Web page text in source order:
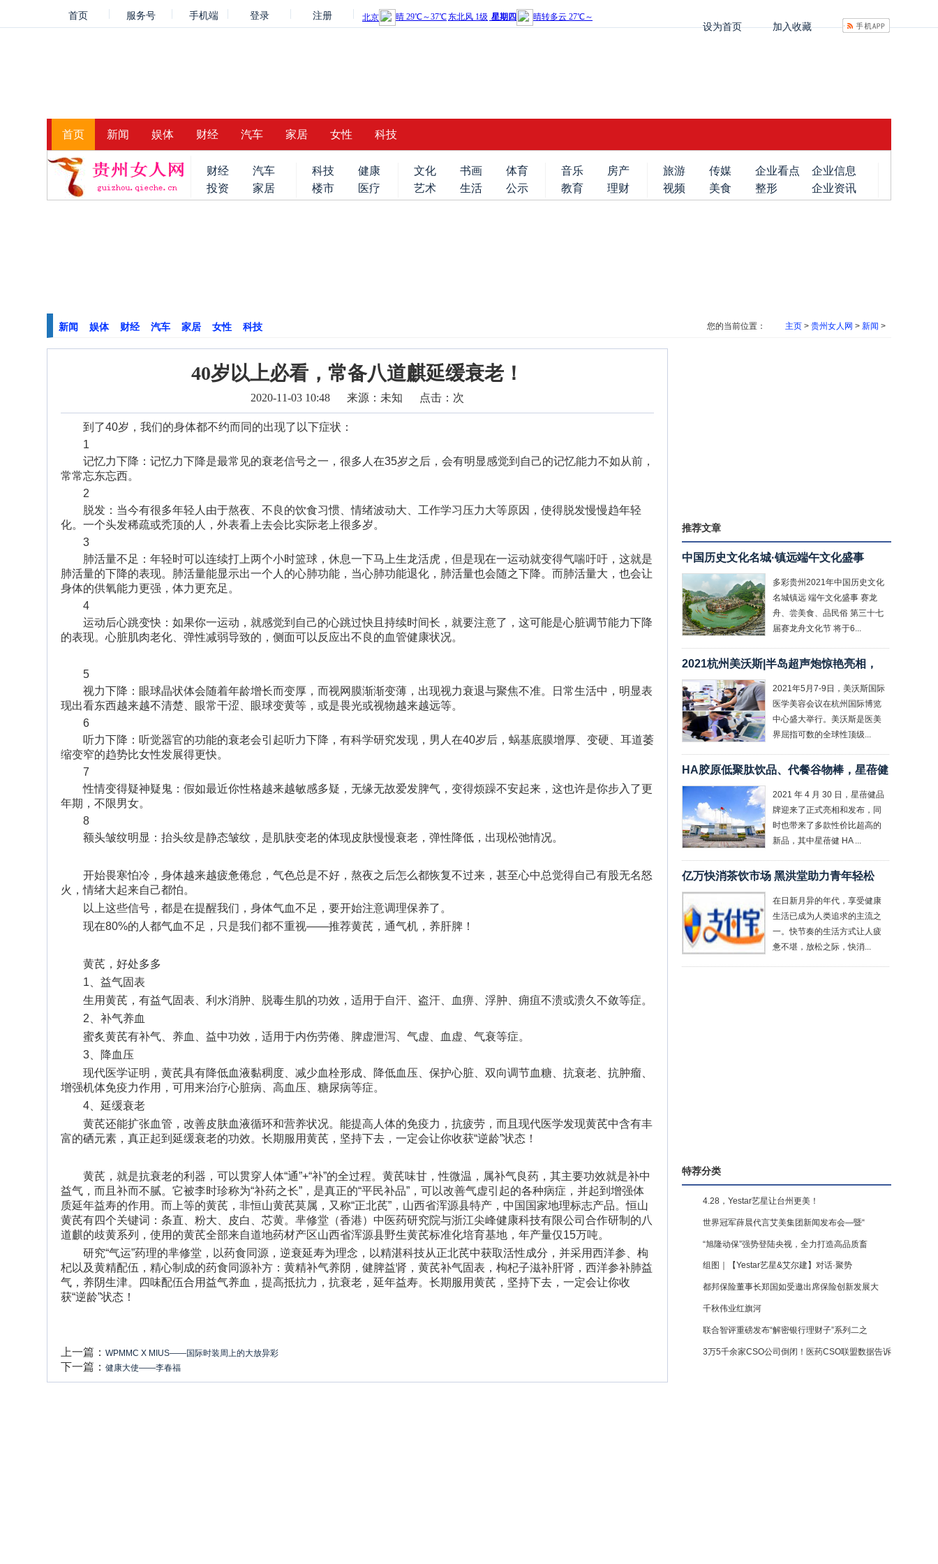
首页 服务号 手机端 登录
注册
加入收藏
设为首页
首页 新闻 娱体 财经 汽车 家居 女性 科技
财经
汽车
投资
家居
科技
健康
楼市
医疗
文化 书画
体育
艺术
生活 公示
音乐
房产
教育
理财
旅游 传媒 企业看点
企业信息
视频
美食 整形 企业资讯
新闻 娱体 财经 汽车 家居 女性 科技 您的当前位置： 主页 > 贵州女人网 > 新闻 >
40岁以上必看，常备八道麒延缓衰老！
2020-11-03 10:48 来源：未知 点击： 次
到了40岁，我们的身体都不约而同的出现了以下症状：
1
记忆力下降：记忆力下降是最常见的衰老信号之一，很多人在35岁之后，会有明显感觉到自己的记忆能力不如从前，
常常忘东忘西。
2
脱发：当今有很多年轻人由于熬夜、不良的饮食习惯、情绪波动大、工作学习压力大等原因，使得脱发慢慢趋年轻
化。一个头发稀疏或秃顶的人，外表看上去会比实际老上很多岁。
3
肺活量不足：年轻时可以连续打上两个小时篮球，休息一下马上生龙活虎，但是现在一运动就变得气喘吁吁，这就是
肺活量的下降的表现。肺活量能显示出一个人的心肺功能，当心肺功能退化，肺活量也会随之下降。而肺活量大，也会让
身体的供氧能力更强，体力更充足。
4
运动后心跳变快：如果你一运动，就感觉到自己的心跳过快且持续时间长，就要注意了，这可能是心脏调节能力下降
的表现。心脏肌肉老化、弹性减弱导致的，侧面可以反应出不良的血管健康状况。
5
视力下降：眼球晶状体会随着年龄增长而变厚，而视网膜渐渐变薄，出现视力衰退与聚焦不准。日常生活中，明显表
现出看东西越来越不清楚、眼常干涩、眼球变黄等，或是畏光或视物越来越远等。
6
听力下降：听觉器官的功能的衰老会引起听力下降，有科学研究发现，男人在40岁后，蜗基底膜增厚、变硬、耳道萎
缩变窄的趋势比女性发展得更快。
7
性情变得疑神疑鬼：假如最近你性格越来越敏感多疑，无缘无故爱发脾气，变得烦躁不安起来，这也许是你步入了更
年期，不限男女。
8
额头皱纹明显：抬头纹是静态皱纹，是肌肤变老的体现皮肤慢慢衰老，弹性降低，出现松弛情况。
开始畏寒怕冷，身体越来越疲惫倦怠，气色总是不好，熬夜之后怎么都恢复不过来，甚至心中总觉得自己有股无名怒
火，情绪大起来自己都怕。
以上这些信号，都是在提醒我们，身体气血不足，要开始注意调理保养了。
现在80%的人都气血不足，只是我们都不重视——推荐黄芪，通气机，养肝脾！
黄芪，好处多多
1、益气固表
生用黄芪，有益气固表、利水消肿、脱毒生肌的功效，适用于自汗、盗汗、血痹、浮肿、痈疽不溃或溃久不敛等症。
2、补气养血
蜜炙黄芪有补气、养血、益中功效，适用于内伤劳倦、脾虚泄泻、气虚、血虚、气衰等症。
3、降血压
现代医学证明，黄芪具有降低血液黏稠度、减少血栓形成、降低血压、保护心脏、双向调节血糖、抗衰老、抗肿瘤、
增强机体免疫力作用，可用来治疗心脏病、高血压、糖尿病等症。
4、延缓衰老
黄芪还能扩张血管，改善皮肤血液循环和营养状况。能提高人体的免疫力，抗疲劳，而且现代医学发现黄芪中含有丰
富的硒元素，真正起到延缓衰老的功效。长期服用黄芪，坚持下去，一定会让你收获“逆龄”状态！
黄芪，就是抗衰老的利器，可以贯穿人体“通”+“补”的全过程。黄芪味甘，性微温，属补气良药，其主要功效就是补中
益气，而且补而不腻。它被李时珍称为“补药之长”，是真正的“平民补品”，可以改善气虚引起的各种病症，并起到增强体
质延年益寿的作用。而上等的黄芪，非恒山黄芪莫属，又称“正北芪”，山西省浑源县特产，中国国家地理标志产品。恒山
黄芪有四个关键词：条直、粉大、皮白、芯黄。芈修堂（香港）中医药研究院与浙江尖峰健康科技有限公司合作研制的八
道麒的歧黄系列，使用的黄芪全部来自道地药材产区山西省浑源县野生黄芪标准化培育基地，年产量仅15万吨。
研究“气运”药理的芈修堂，以药食同源，逆衰延寿为理念，以精湛科技从正北芪中获取活性成分，并采用西洋参、枸
杞以及黄精配伍，精心制成的药食同源补方：黄精补气养阴，健脾益肾，黄芪补气固表，枸杞子滋补肝肾，西洋参补肺益
气，养阴生津。四味配伍合用益气养血，提高抵抗力，抗衰老，延年益寿。长期服用黄芪，坚持下去，一定会让你收
获“逆龄”状态！
上一篇： WPMMC X MIUS——国际时装周上的大放异彩
下一篇： 健康大使——李春福
推荐文章
中国历史文化名城·镇远端午文化盛事
多彩贵州2021年中国历史文化
名城镇远 端午文化盛事 赛龙
舟、尝美食、品民俗 第三十七
届赛龙舟文化节 将于6...
2021杭州美沃斯|半岛超声炮惊艳亮相，
2021年5月7-9日，美沃斯国际
医学美容会议在杭州国际博览
中心盛大举行。美沃斯是医美
界屈指可数的全球性顶级...
HA胶原低聚肽饮品、代餐谷物棒，星蓓健
2021 年 4 月 30 日，星蓓健品
牌迎来了正式亮相和发布，同
时也带来了多款性价比超高的
新品，其中星蓓健 HA ...
亿万快消茶饮市场 黑洪堂助力青年轻松
在日新月异的年代，享受健康
生活已成为人类追求的主流之
一。快节奏的生活方式让人疲
惫不堪，放松之际，快消...
特荐分类
4.28，Yestar艺星让台州更美！
世界冠军薛晨代言艾美集团新闻发布会—暨“
“旭隆动保”强势登陆央视，全力打造高品质畜
组图｜【Yestar艺星&艾尔建】对话·聚势
都邦保险董事长郑国如受邀出席保险创新发展大
千秋伟业红旗河
联合智评重磅发布“解密银行理财子”系列二之
3万5千余家CSO公司倒闭！医药CSO联盟数据告诉